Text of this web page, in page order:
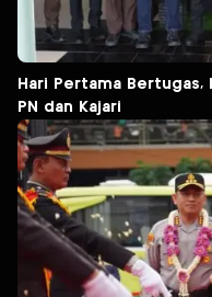
Hari Pertama Bertugas,
PN dan Kajari